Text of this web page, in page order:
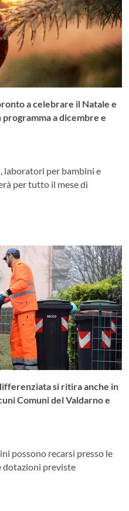
a celebrare il Natale e
a dicembre e
laboratori per bambini e
per tutto il mese di
si ritira anche in
Comuni del Valdarno e
possono recarsi presso le
dotazioni previste